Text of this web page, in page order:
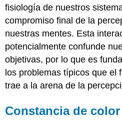
fisiología de nuestros
compromiso final de la
nuestras mentes. Esta
potencialmente confunde
objetivas, por lo que es
los problemas típicos que el
trae a la arena de la
Constancia de color